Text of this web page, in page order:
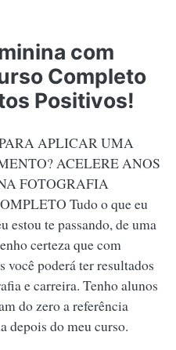
com
Completo
Positivos!
APLICAR UMA
ACELERE ANOS
FOTOGRAFIA
Tudo o que eu
estou te passando, de uma
certeza que com
você poderá ter resultados
e carreira. Tenho alunos
do zero a referência
depois do meu curso.